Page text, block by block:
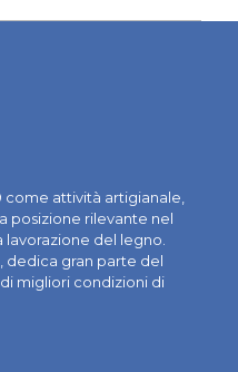
come attività artigianale,
posizione rilevante nel
del legno.
dedica gran parte del
migliori condizioni di